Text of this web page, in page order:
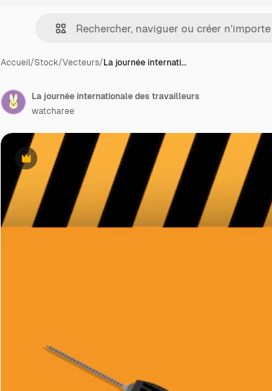
Accueil/Stock/Vecteurs/La journée internati…
Premium
La journée internationale des travailleurs
watcharee